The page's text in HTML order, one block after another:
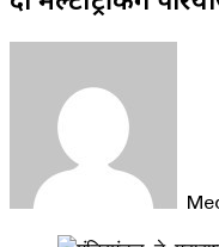
Facebook
LinkedIn
WhatsApp
Telegram